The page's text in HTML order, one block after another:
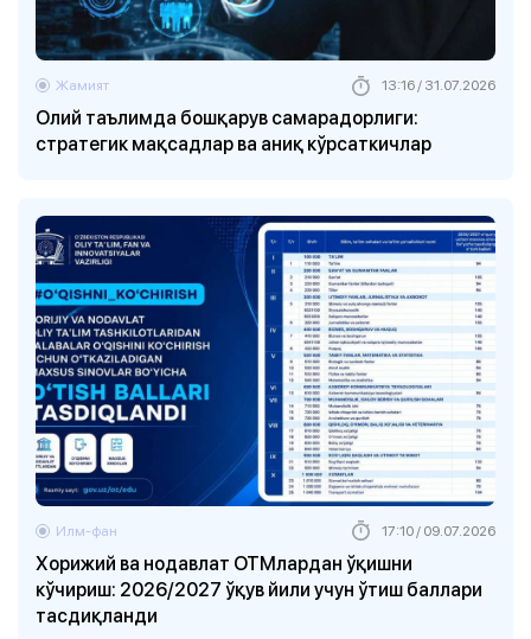
Олий таълимда бошқарув самарадорлиги:
стратегик мақсадлар ва аниқ кўрсаткичлар
Жамият 13:16 / 31.07.2026
Хорижий ва нодавлат ОТМлардан ўқишни
кўчириш: 2026/2027 ўқув йили учун ўтиш баллари
тасдиқланди
Илм-фан 17:10 / 09.07.2026